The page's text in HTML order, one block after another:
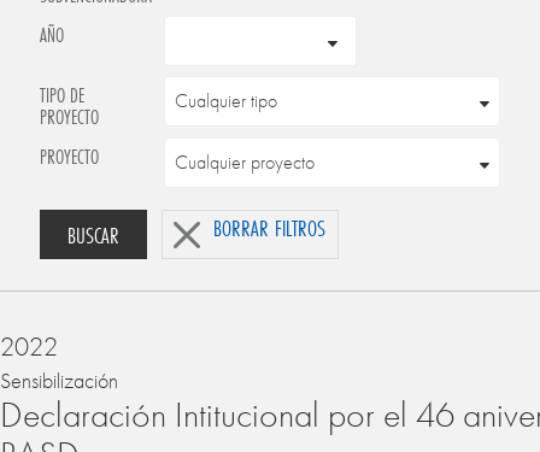
AÑO
TIPO DE
PROYECTO
PROYECTO
BUSCAR BORRAR FILTROS
2022
Sensibilización
Declaración Intitucional por el 46